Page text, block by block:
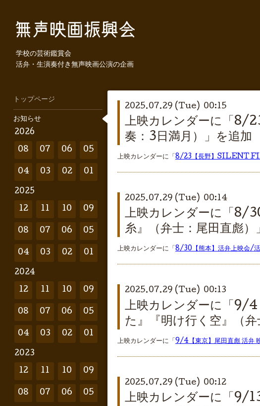
学校の芸術鑑賞会
活弁・生演奏付き無声映画公演の企画
2025.07.29 (Tue) 00:15
上映カレンダーに「
奏：3日満月）」を追加
上映カレンダーに「 8/23【長野】SILENT
2025.07.29 (Tue) 00:14
上映カレンダーに「8/
糸』（弁士：尾田直彪）
上映カレンダーに「 8/30【熊本】活弁上映会/活
2025.07.29 (Tue) 00:13
上映カレンダーに「9/4
た』『明け行く空』（
上映カレンダーに「 9/4【東京】尾田直彪 活弁
2025.07.29 (Tue) 00:12
上映カレンダーに「9/
トップページ
お知らせ
2026
08 07 06 05
04 03 02 01
2025
12 11 10 09
08 07 06 05
04 03 02 01
2024
12 11 10 09
08 07 06 05
04 03 02 01
2023
12 11 10 09
08 07 06 05